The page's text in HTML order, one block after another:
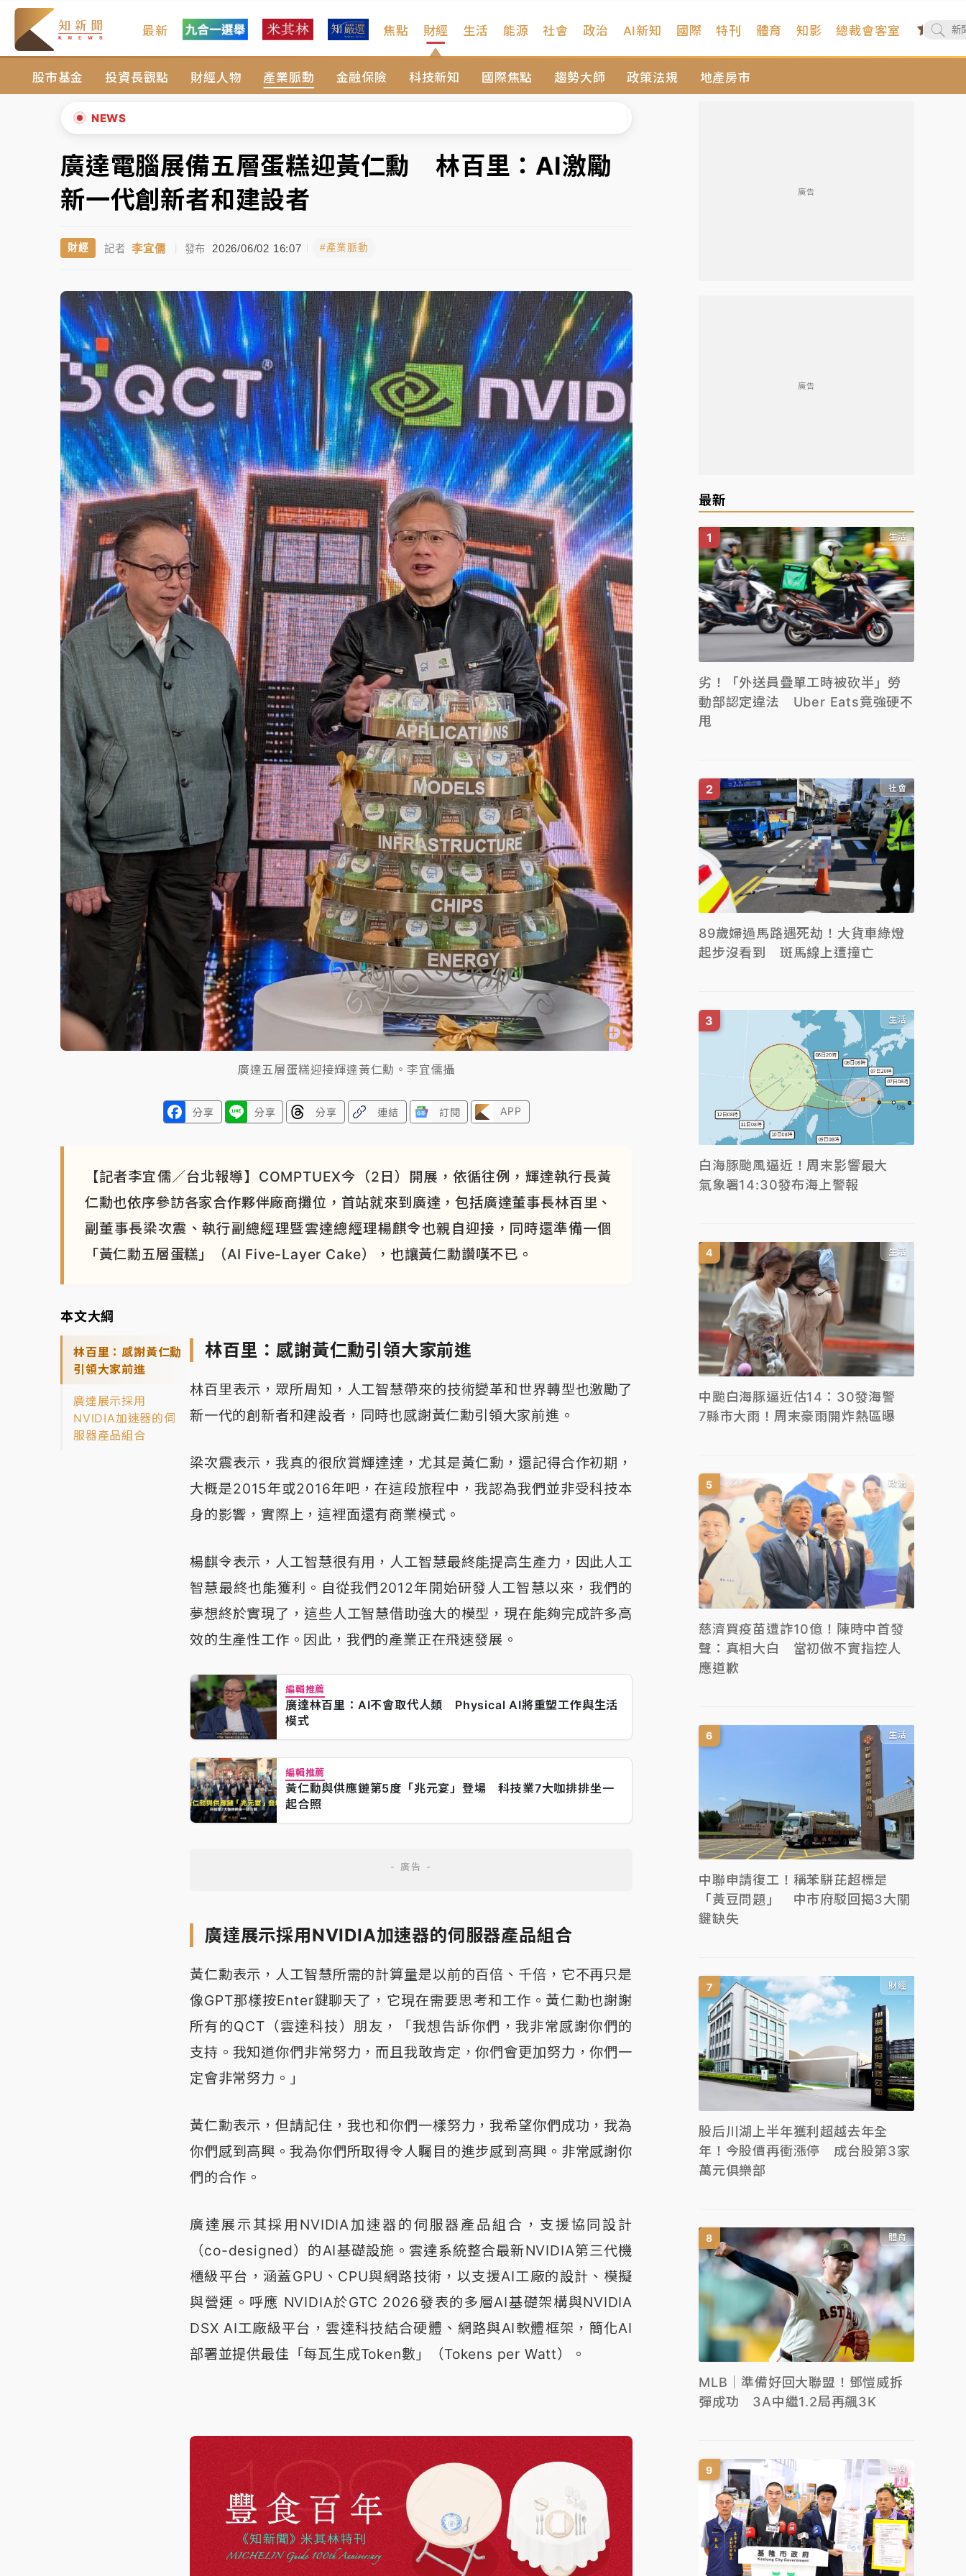
最新 焦點 財經
股市基金 投資長觀點 財經人物 產業脈動 金融保險 科技新知 國際焦點 趨勢大師 政策法規 地產房市
生活 能源 社會 政治 AI新知 國際 特刊 體育 知影 總裁會客室
NEWS
暑假過三周才推「E宿新北打卡趣」！抽獎程序複雜 觀旅局回應了
中信慈善基金會想增加董事人數！辜仲諒向法院聲請遭駁 理由曝光
故宮《龍藏經》特展第2檔！今線上預約開賣一度塞車 周六起展出延長至晚上7時
台東農業處長涉圖利渡假村！東檢抗告成功 今重開羈押庭
女律師陳昱瑄詐慈濟10億！黃金158kg遭查扣畫面曝光
中信慈善基金會想增加董事人數！辜仲諒向法院聲請遭駁 理由曝光
故宮《龍藏經》特展第2檔！今線上預約開賣一度塞車 周六起展出延長至晚上7時
台東農業處長涉圖利渡假村！東檢抗告成功 今重開羈押庭
父親節泡湯了！中颱白海豚雨彈轟3天 「紅到發紫」降雨熱區曝
▲
▼
廣達電腦展備五層蛋糕迎黃仁勳 林百里：AI激勵
新一代創新者和建設者
財經 記者 李宜儒 | 發布 2026/06/02 16:07 #產業脈動
廣達五層蛋糕迎接輝達黃仁勳。李宜儒攝
分享 分享 分享 連結 訂閱 APP
【記者李宜儒／台北報導】COMPTUEX今（2日）開展，依循往例，輝達執行長黃
仁勳也依序參訪各家合作夥伴廠商攤位，首站就來到廣達，包括廣達董事長林百里、
副董事長梁次震、執行副總經理暨雲達總經理楊麒令也親自迎接，同時還準備一個
「黃仁勳五層蛋糕」（AI Five-Layer Cake），也讓黃仁勳讚嘆不已。
本文大綱
林百里：感謝黃仁勳
引領大家前進
廣達展示採用
NVIDIA加速器的伺
服器產品組合
林百里：感謝黃仁勳引領大家前進
林百里表示，眾所周知，人工智慧帶來的技術變革和世界轉型也激勵了
新一代的創新者和建設者，同時也感謝黃仁勳引領大家前進。
梁次震表示，我真的很欣賞輝達達，尤其是黃仁勳，還記得合作初期，
大概是2015年或2016年吧，在這段旅程中，我認為我們並非受科技本
身的影響，實際上，這裡面還有商業模式。
楊麒令表示，人工智慧很有用，人工智慧最終能提高生產力，因此人工
智慧最終也能獲利。自從我們2012年開始研發人工智慧以來，我們的
夢想終於實現了，這些人工智慧借助強大的模型，現在能夠完成許多高
效的生產性工作。因此，我們的產業正在飛速發展。
編輯推薦
廣達林百里：AI不會取代人類 Physical AI將重塑工作與生活
模式
編輯推薦
黃仁勳與供應鏈第5度「兆元宴」登場 科技業7大咖排排坐一
起合照
廣達展示採用NVIDIA加速器的伺服器產品組合
黃仁勳表示，人工智慧所需的計算量是以前的百倍、千倍，它不再只是
像GPT那樣按Enter鍵聊天了，它現在需要思考和工作。黃仁勳也謝謝
所有的QCT（雲達科技）朋友，「我想告訴你們，我非常感謝你們的
支持。我知道你們非常努力，而且我敢肯定，你們會更加努力，你們一
定會非常努力。」
黃仁勳表示，但請記住，我也和你們一樣努力，我希望你們成功，我為
你們感到高興。我為你們所取得令人矚目的進步感到高興。非常感謝你
們的合作。
廣達展示其採用NVIDIA加速器的伺服器產品組合，支援協同設計
（co-designed）的AI基礎設施。雲達系統整合最新NVIDIA第三代機
櫃級平台，涵蓋GPU、CPU與網路技術，以支援AI工廠的設計、模擬
與營運。呼應 NVIDIA於GTC 2026發表的多層AI基礎架構與NVIDIA
DSX AI工廠級平台，雲達科技結合硬體、網路與AI軟體框架，簡化AI
部署並提供最佳「每瓦生成Token數」（Tokens per Watt）。
廣告
廣告
最新
生活
劣！「外送員疊單工時被砍半」勞
動部認定違法 Uber Eats竟強硬不
甩
社會
89歲婦過馬路遇死劫！大貨車綠燈
起步沒看到 斑馬線上遭撞亡
生活
白海豚颱風逼近！周末影響最大
氣象署14:30發布海上警報
生活
中颱白海豚逼近估14：30發海警
7縣市大雨！周末豪雨開炸熱區曝
政治
慈濟買疫苗遭詐10億！陳時中首發
聲：真相大白 當初做不實指控人
應道歉
生活
中聯申請復工！稱苯駢芘超標是
「黃豆問題」 中市府駁回揭3大關
鍵缺失
財經
股后川湖上半年獲利超越去年全
年！今股價再衝漲停 成台股第3家
萬元俱樂部
體育
MLB｜準備好回大聯盟！鄧愷威拆
彈成功 3A中繼1.2局再飆3K
社會